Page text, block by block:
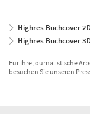
Highres Buchcover
Highres Buchcover
Für Ihre journalistische
besuchen Sie unseren